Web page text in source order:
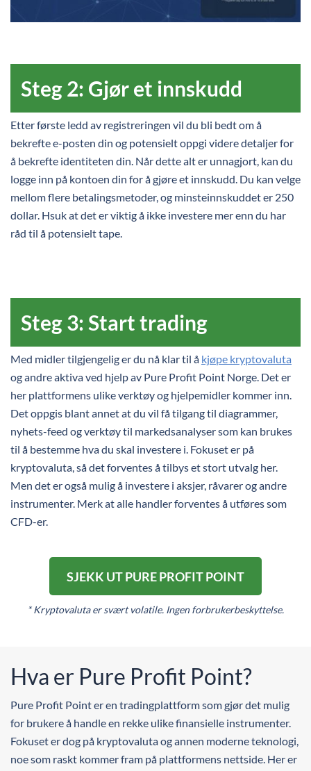
Steg 2: Gjør et innskudd
Etter første ledd av registreringen vil du bli bedt om å
bekrefte e-posten din og potensielt oppgi videre detaljer for
å bekrefte identiteten din. Når dette alt er unnagjort, kan du
logge inn på kontoen din for å gjøre et innskudd. Du kan velge
mellom flere betalingsmetoder, og minsteinnskuddet er 250
dollar. Hsuk at det er viktig å ikke investere mer enn du har
råd til å potensielt tape.
Steg 3: Start trading
Med midler tilgjengelig er du nå klar til å kjøpe kryptovaluta
og andre aktiva ved hjelp av Pure Profit Point Norge. Det er
her plattformens ulike verktøy og hjelpemidler kommer inn.
Det oppgis blant annet at du vil få tilgang til diagrammer,
nyhets-feed og verktøy til markedsanalyser som kan brukes
til å bestemme hva du skal investere i. Fokuset er på
kryptovaluta, så det forventes å tilbys et stort utvalg her.
Men det er også mulig å investere i aksjer, råvarer og andre
instrumenter. Merk at alle handler forventes å utføres som
CFD-er.
SJEKK UT PURE PROFIT POINT
* Kryptovaluta er svært volatile. Ingen forbrukerbeskyttelse.
Hva er Pure Profit Point?
Pure Profit Point er en tradingplattform som gjør det mulig
for brukere å handle en rekke ulike finansielle instrumenter.
Fokuset er dog på kryptovaluta og annen moderne teknologi,
noe som raskt kommer fram på plattformens nettside. Her er